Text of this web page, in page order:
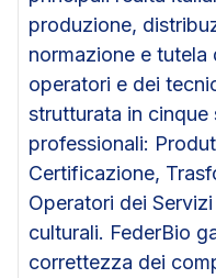
produzione,
normazione e tutela
operatori e dei
strutturata in cinque
professionali:
Certificazione,
Operatori dei
culturali. FederBio
correttezza dei